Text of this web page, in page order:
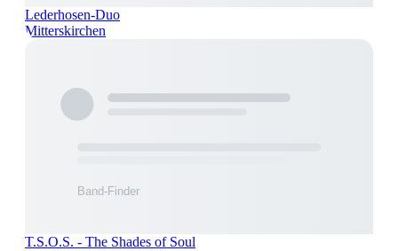
Lederhosen-Duo
Mitterskirchen
T.S.O.S. - The Shades of Soul